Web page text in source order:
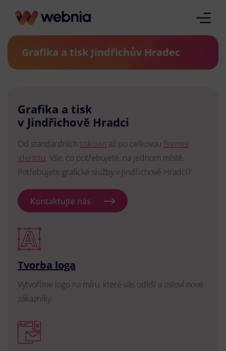
Grafika a tisk Jindřichův Hradec
Grafika a tisk
v Jindřichově Hradci
Od standardních tiskovin až po celkovou firemní
identitu. Vše, co potřebujete, na jednom místě.
Potřebujete grafické služby v Jindřichově Hradci?
Kontaktujte nás
Tvorba loga
Vytvoříme logo na míru, které vás odliší a osloví nové
zákazníky.